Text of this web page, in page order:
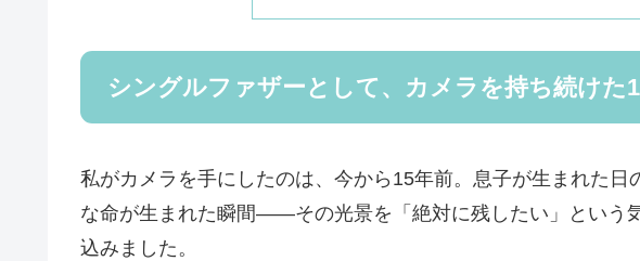
シングルファザーとして、カメラを持ち続けた
私がカメラを手にしたのは、今から15年前。息子が生まれた日
な命が生まれた瞬間——その光景を「絶対に残したい」という
込みました。